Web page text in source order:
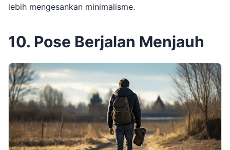
lebih mengesankan minimalisme.
10. Pose Berjalan Menjauh